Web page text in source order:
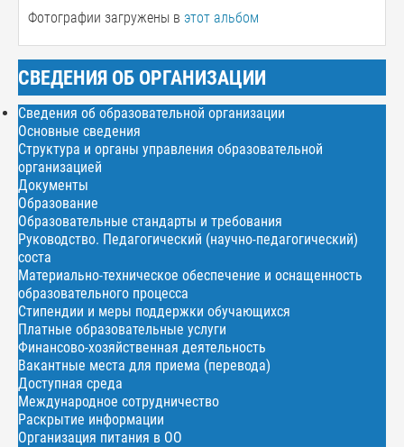
Фотографии загружены в этот альбом
СВЕДЕНИЯ ОБ ОРГАНИЗАЦИИ
Сведения об образовательной организации
Основные сведения
Структура и органы управления образовательной
организацией
Документы
Образование
Образовательные стандарты и требования
Руководство. Педагогический (научно-педагогический)
соста
Материально-техническое обеспечение и оснащенность
образовательного процесса
Стипендии и меры поддержки обучающихся
Платные образовательные услуги
Финансово-хозяйственная деятельность
Вакантные места для приема (перевода)
Доступная среда
Международное сотрудничество
Раскрытие информации
Организация питания в ОО